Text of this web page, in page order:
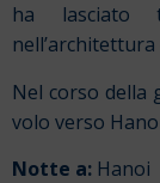
ha lasciato
nell’architettura
Nel corso della
volo verso
Notte a: Hanoi